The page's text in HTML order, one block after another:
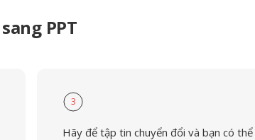
PPT
3
Hãy để tập tin chuyển đổi và bạn có thể